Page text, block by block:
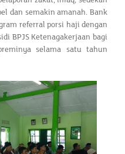
dan semakin amanah. Bank
referral porsi haji dengan
BPJS Ketenagakerjaan bagi
selama satu tahun